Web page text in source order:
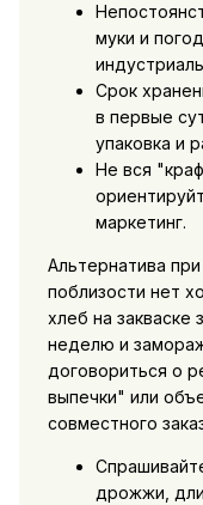
муки и
Срок
в первые
упаковка и
Не вся
маркетинг.
Альтернатива
поблизости нет
хлеб на закваске
неделю и
договориться о
выпечки" или
совместного
дрожжи,